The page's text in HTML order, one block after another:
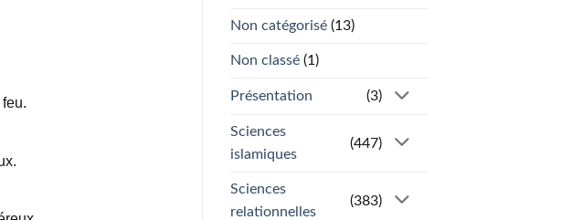
Non catégorisé(13)
Non classé(1)
Présentation (3)
Sciences
islamiques
(447)
Sciences
relationnelles
(383)